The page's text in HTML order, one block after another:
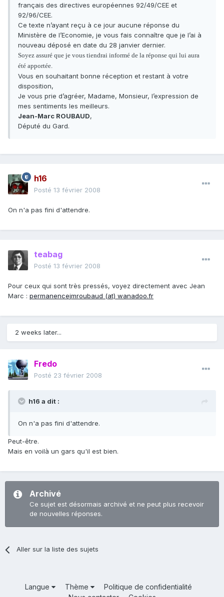
français des directives européennes 92/49/CEE et
92/96/CEE.
Ce texte n’ayant reçu à ce jour aucune réponse du
Ministère de l’Economie, je vous fais connaître que je l’ai à
nouveau déposé en date du 28 janvier dernier.
Soyez assuré que je vous tiendrai informé de la réponse qui lui aura
été apportée.
Vous en souhaitant bonne réception et restant à votre
disposition,
Je vous prie d’agréer, Madame, Monsieur, l’expression de
mes sentiments les meilleurs.
Jean-Marc ROUBAUD,
Député du Gard.
h16
Posté 13 février 2008
On n'a pas fini d'attendre.
teabag
Posté 13 février 2008
Pour ceux qui sont très pressés, voyez directement avec Jean
Marc : permanencejmroubaud (at) wanadoo.fr
2 weeks later...
Fredo
Posté 23 février 2008
h16 a dit :
On n'a pas fini d'attendre.
Peut-être.
Mais en voilà un gars qu'il est bien.
Archivé
Ce sujet est désormais archivé et ne peut plus recevoir
de nouvelles réponses.
Aller sur la liste des sujets
Langue Thème
Politique de confidentialité